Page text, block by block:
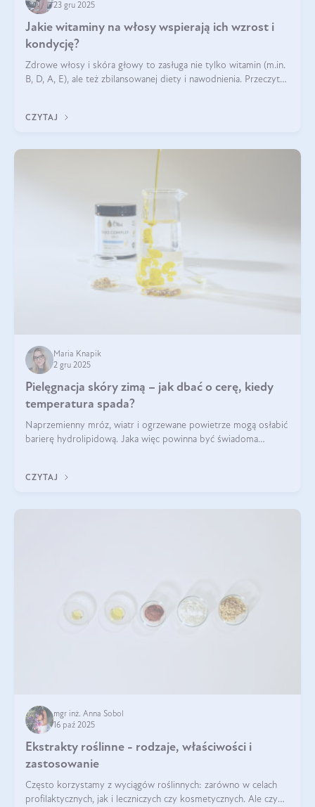
23 gru 2025
Jakie witaminy na włosy wspierają ich wzrost i
kondycję?
Zdrowe włosy i skóra głowy to zasługa nie tylko witamin (m.in.
B, D, A, E), ale też zbilansowanej diety i nawodnienia. Przeczytaj
CZYTAJ
Maria Knapik
2 gru 2025
Pielęgnacja skóry zimą – jak dbać o cerę, kiedy
temperatura spada?
Naprzemienny mróz, wiatr i ogrzewane powietrze mogą osłabić
barierę hydrolipidową. Jaka więc powinna być świadoma
CZYTAJ
mgr inż. Anna Sobol
16 paź 2025
Ekstrakty roślinne - rodzaje, właściwości i
zastosowanie
Często korzystamy z wyciągów roślinnych: zarówno w celach
profilaktycznych, jak i leczniczych czy kosmetycznych. Ale czy